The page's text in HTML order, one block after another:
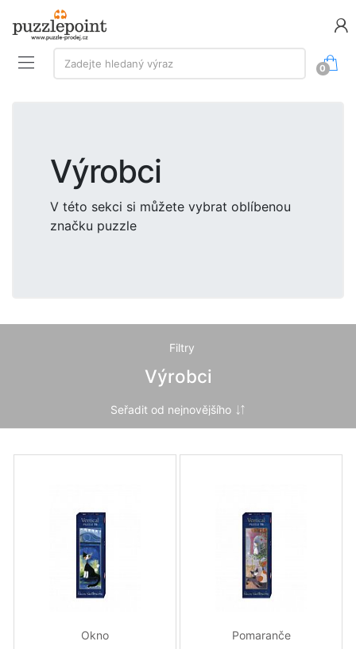
Vyhledávání:
Zadejte hledaný výraz
0
Výrobci
V této sekci si můžete vybrat oblíbenou
značku puzzle
Filtry
Výrobci
Okno Pomaranče